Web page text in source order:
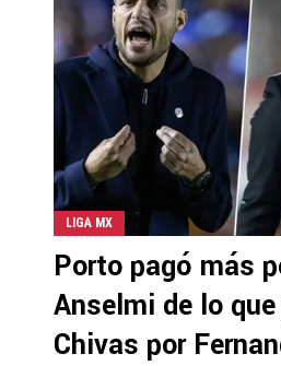
LIGA MX
Porto pagó más
Anselmi de lo
Chivas por